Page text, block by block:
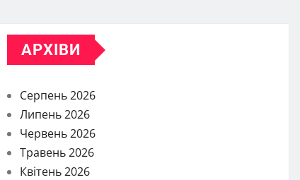
АРХІВИ
Серпень 2026
Липень 2026
Червень 2026
Травень 2026
Квітень 2026